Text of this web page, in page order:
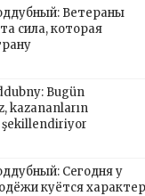
Ветераны
сила, которая
Bugün
kazananların
Сегодня у
куётся характер